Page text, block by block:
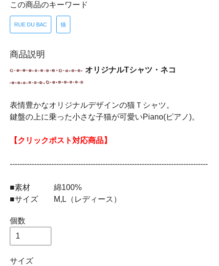
この商品のキーワード
RUE DU BAC 猫
商品説明
オリジナルTシャツ・ネコ
表情豊かなオリジナルデザインの猫Ｔシャツ。
鍵盤の上に乗った小さな子猫が可愛いPiano(ピアノ)。
【クリックポスト対応商品】
---------------------------------------------------------------------------------
■素材 綿100%
■サイズ M,L（レディース）
個数
サイズ